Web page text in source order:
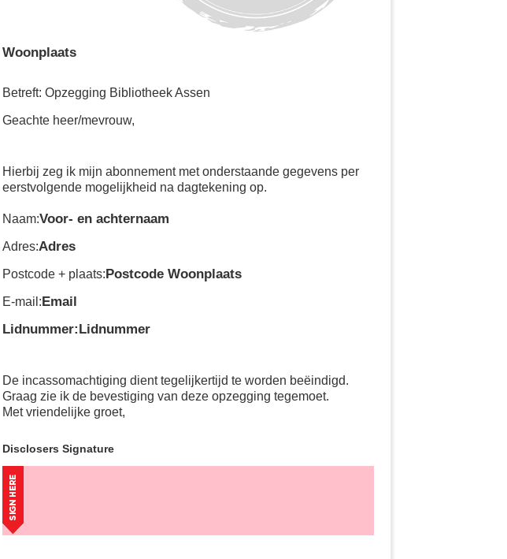
Woonplaats
Betreft: Opzegging Bibliotheek Assen
Geachte heer/mevrouw,
Hierbij zeg ik mijn abonnement met onderstaande gegevens per
eerstvolgende mogelijkheid na dagtekening op.
Naam:Voor- en achternaam
Adres:Adres
Postcode + plaats:Postcode Woonplaats
E-mail:Email
Lidnummer:Lidnummer
De incassomachtiging dient tegelijkertijd te worden beëindigd.
Graag zie ik de bevestiging van deze opzegging tegemoet.
Met vriendelijke groet,
Disclosers Signature